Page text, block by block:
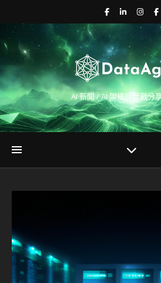
AI 新聞 / AI 架構師實戰分